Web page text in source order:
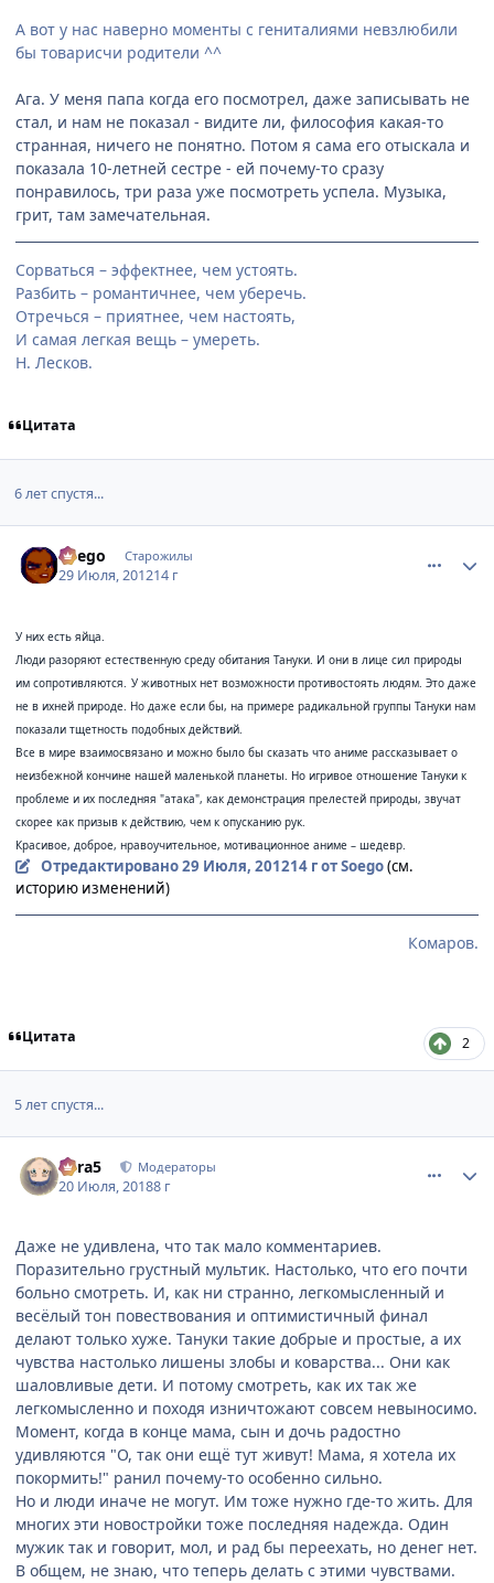
А вот у нас наверно моменты с гениталиями невзлюбили
бы товарисчи родители ^^
Ага. У меня папа когда его посмотрел, даже записывать не
стал, и нам не показал - видите ли, философия какая-то
странная, ничего не понятно. Потом я сама его отыскала и
показала 10-летней сестре - ей почему-то сразу
понравилось, три раза уже посмотреть успела. Музыка,
грит, там замечательная.
Сорваться – эффектнее, чем устоять.
Разбить – романтичнее, чем уберечь.
Отречься – приятнее, чем настоять,
И самая легкая вещь – умереть.
Н. Лесков.
Цитата
6 лет спустя...
Soego Старожилы
29 Июля, 201214 г
У них есть яйца.
Люди разоряют естественную среду обитания Тануки. И они в лице сил природы
им сопротивляются. У животных нет возможности противостоять людям. Это даже
не в ихней природе. Но даже если бы, на примере радикальной группы Тануки нам
показали тщетность подобных действий.
Все в мире взаимосвязано и можно было бы сказать что аниме рассказывает о
неизбежной кончине нашей маленькой планеты. Но игривое отношение Тануки к
проблеме и их последняя "атака", как демонстрация прелестей природы, звучат
скорее как призыв к действию, чем к опусканию рук.
Красивое, доброе, нравоучительное, мотивационное аниме – шедевр.
Отредактировано29 Июля, 201214 гот Soego(см.
историю изменений)
Комаров.
Цитата 2
5 лет спустя...
Mira5 Модераторы
20 Июля, 20188 г
Даже не удивлена, что так мало комментариев.
Поразительно грустный мультик. Настолько, что его почти
больно смотреть. И, как ни странно, легкомысленный и
весёлый тон повествования и оптимистичный финал
делают только хуже. Тануки такие добрые и простые, а их
чувства настолько лишены злобы и коварства... Они как
шаловливые дети. И потому смотреть, как их так же
легкомысленно и походя изничтожают совсем невыносимо.
Момент, когда в конце мама, сын и дочь радостно
удивляются "О, так они ещё тут живут! Мама, я хотела их
покормить!" ранил почему-то особенно сильно.
Но и люди иначе не могут. Им тоже нужно где-то жить. Для
многих эти новостройки тоже последняя надежда. Один
мужик так и говорит, мол, и рад бы переехать, но денег нет.
В общем, не знаю, что теперь делать с этими чувствами.